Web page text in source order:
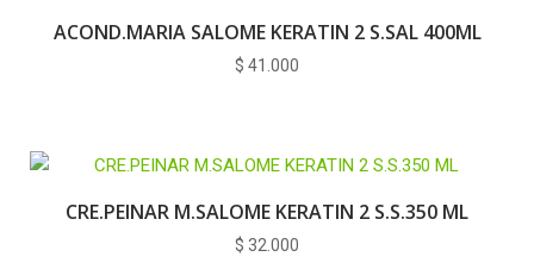
ACOND.MARIA SALOME KERATIN 2 S.SAL 400ML
$ 41.000
CRE.PEINAR M.SALOME KERATIN 2 S.S.350 ML
$ 32.000